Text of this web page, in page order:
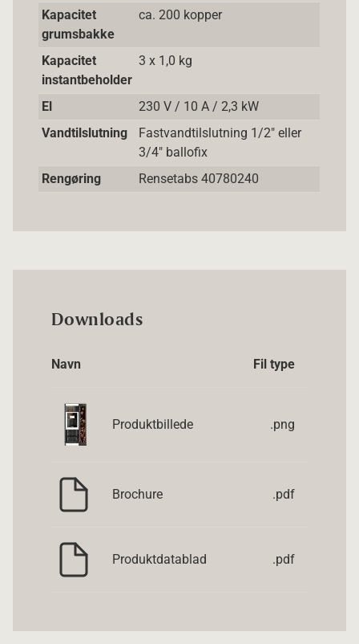
Kapacitet
grumsbakke
ca. 200 kopper
Kapacitet
instantbeholder
3 x 1,0 kg
El
230 V / 10 A / 2,3 kW
Vandtilslutning
Fastvandtilslutning 1/2" eller
3/4" ballofix
Rengøring
Rensetabs 40780240
Downloads
Navn Fil type
Produktbillede .png
Brochure .pdf
Produktdatablad .pdf